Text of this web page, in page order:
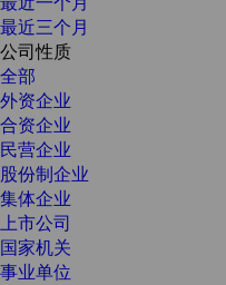
最近三个月
公司性质
全部
外资企业
合资企业
民营企业
股份制企业
集体企业
上市公司
国家机关
事业单位